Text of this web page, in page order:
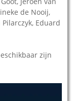
de Nooij,
Eduard
zijn